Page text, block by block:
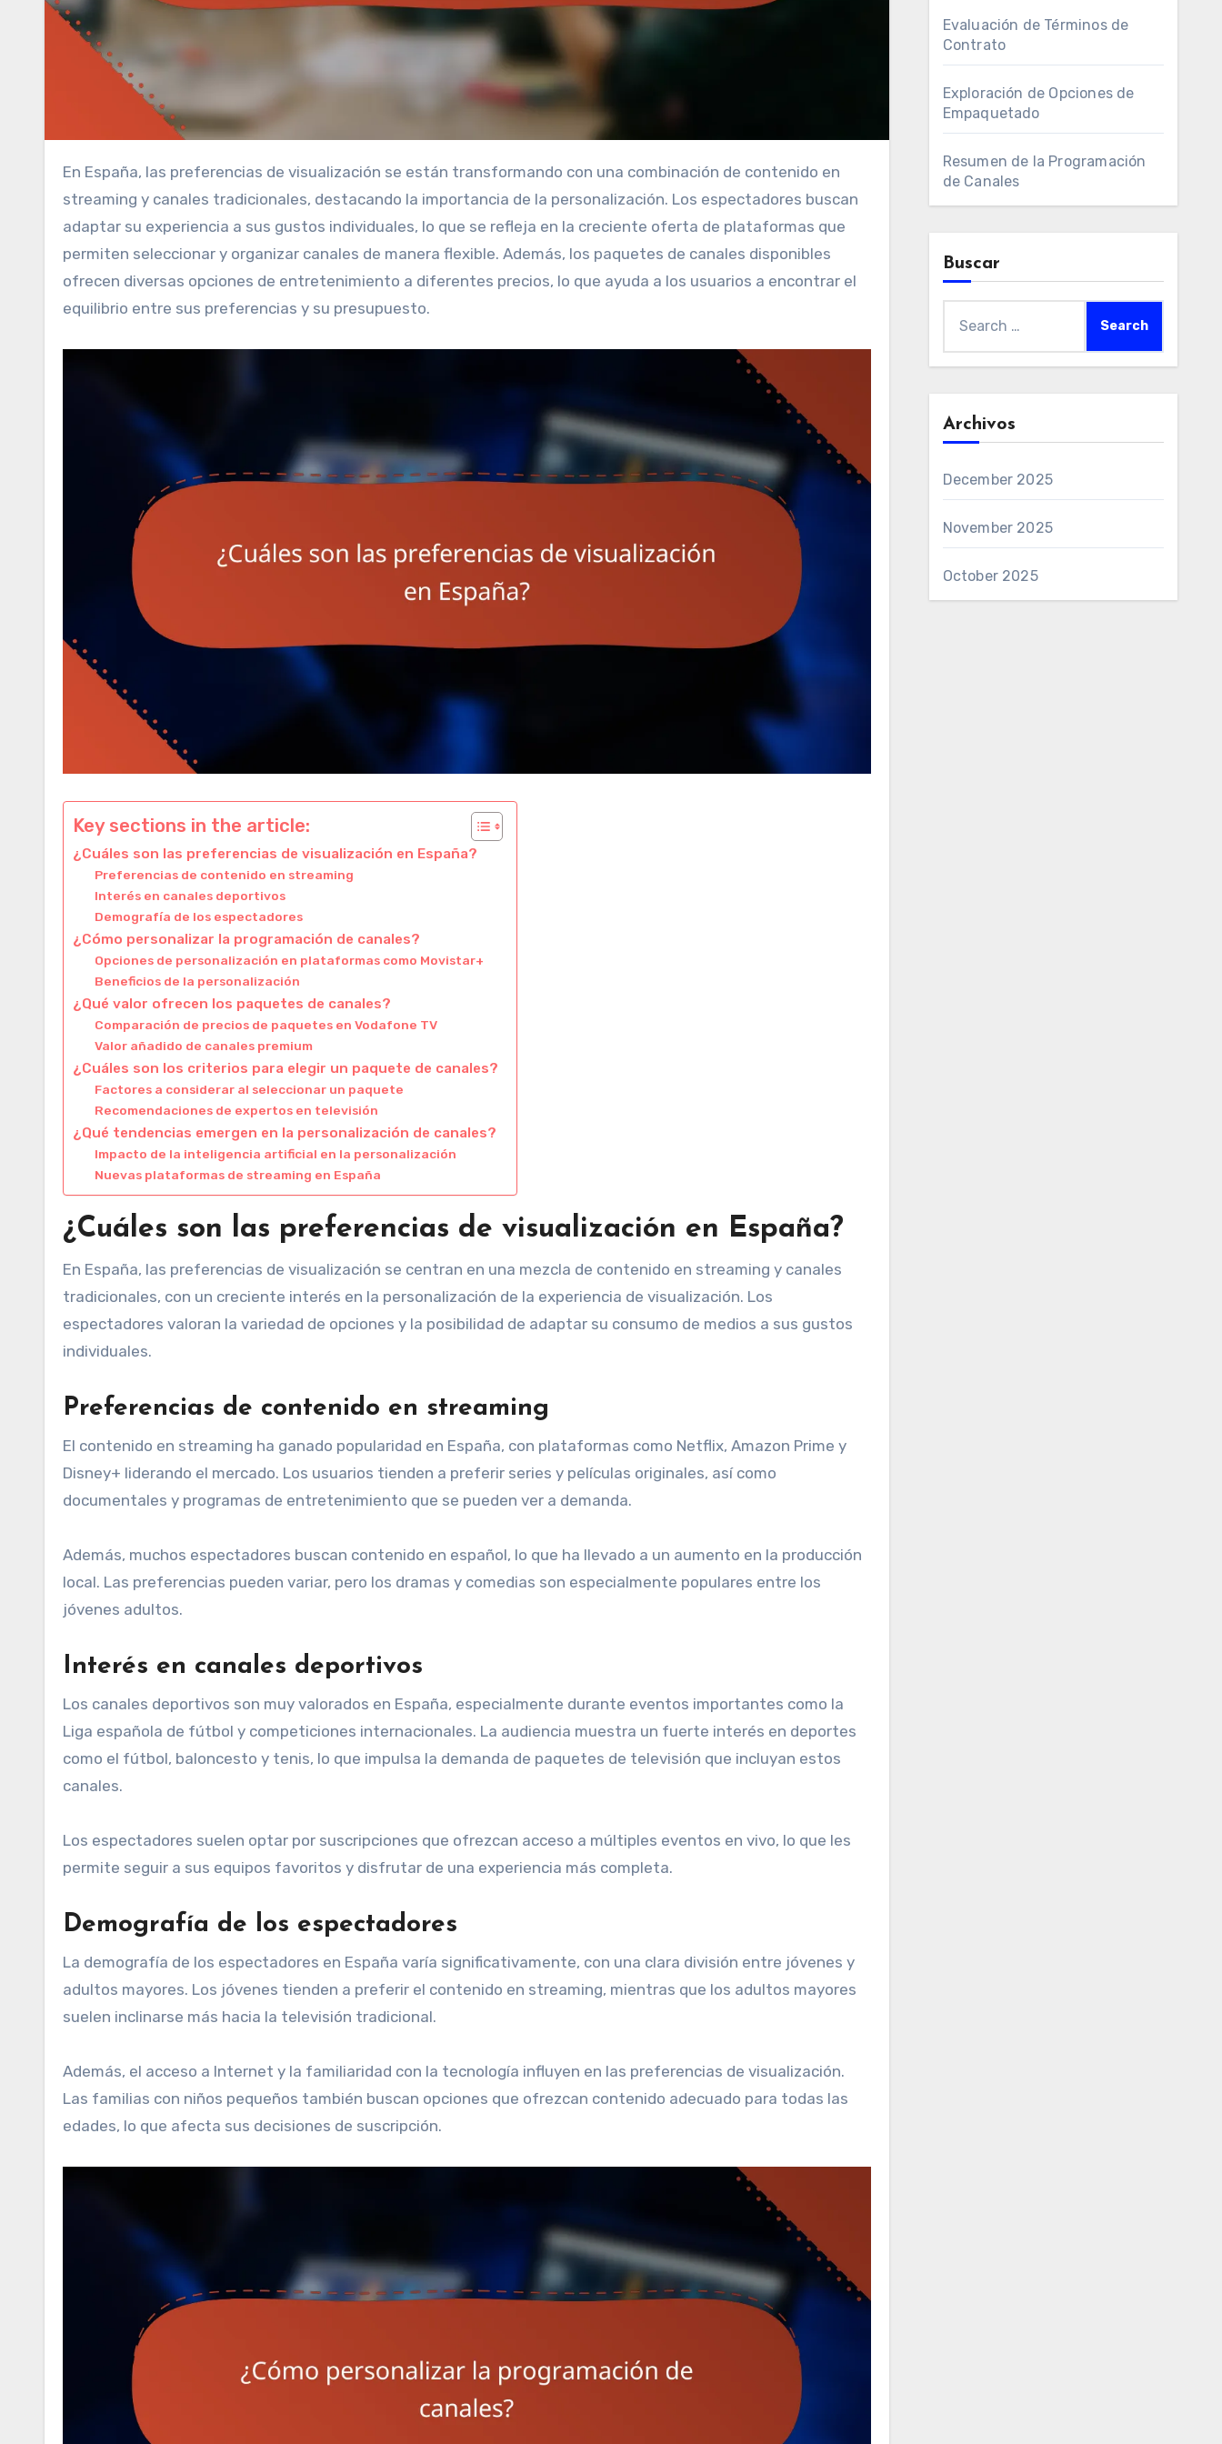
En España, las preferencias de visualización se están transformando con una combinación de contenido en
streaming y canales tradicionales, destacando la importancia de la personalización. Los espectadores buscan
adaptar su experiencia a sus gustos individuales, lo que se refleja en la creciente oferta de plataformas que
permiten seleccionar y organizar canales de manera flexible. Además, los paquetes de canales disponibles
ofrecen diversas opciones de entretenimiento a diferentes precios, lo que ayuda a los usuarios a encontrar el
equilibrio entre sus preferencias y su presupuesto.
Key sections in the article:
¿Cuáles son las preferencias de visualización en España?
Preferencias de contenido en streaming
Interés en canales deportivos
Demografía de los espectadores
¿Cómo personalizar la programación de canales?
Opciones de personalización en plataformas como Movistar+
Beneficios de la personalización
¿Qué valor ofrecen los paquetes de canales?
Comparación de precios de paquetes en Vodafone TV
Valor añadido de canales premium
¿Cuáles son los criterios para elegir un paquete de canales?
Factores a considerar al seleccionar un paquete
Recomendaciones de expertos en televisión
¿Qué tendencias emergen en la personalización de canales?
Impacto de la inteligencia artificial en la personalización
Nuevas plataformas de streaming en España
¿Cuáles son las preferencias de visualización en España?
En España, las preferencias de visualización se centran en una mezcla de contenido en streaming y canales
tradicionales, con un creciente interés en la personalización de la experiencia de visualización. Los
espectadores valoran la variedad de opciones y la posibilidad de adaptar su consumo de medios a sus gustos
individuales.
Preferencias de contenido en streaming
El contenido en streaming ha ganado popularidad en España, con plataformas como Netflix, Amazon Prime y
Disney+ liderando el mercado. Los usuarios tienden a preferir series y películas originales, así como
documentales y programas de entretenimiento que se pueden ver a demanda.
Además, muchos espectadores buscan contenido en español, lo que ha llevado a un aumento en la producción
local. Las preferencias pueden variar, pero los dramas y comedias son especialmente populares entre los
jóvenes adultos.
Interés en canales deportivos
Los canales deportivos son muy valorados en España, especialmente durante eventos importantes como la
Liga española de fútbol y competiciones internacionales. La audiencia muestra un fuerte interés en deportes
como el fútbol, baloncesto y tenis, lo que impulsa la demanda de paquetes de televisión que incluyan estos
canales.
Los espectadores suelen optar por suscripciones que ofrezcan acceso a múltiples eventos en vivo, lo que les
permite seguir a sus equipos favoritos y disfrutar de una experiencia más completa.
Demografía de los espectadores
La demografía de los espectadores en España varía significativamente, con una clara división entre jóvenes y
adultos mayores. Los jóvenes tienden a preferir el contenido en streaming, mientras que los adultos mayores
suelen inclinarse más hacia la televisión tradicional.
Además, el acceso a Internet y la familiaridad con la tecnología influyen en las preferencias de visualización.
Las familias con niños pequeños también buscan opciones que ofrezcan contenido adecuado para todas las
edades, lo que afecta sus decisiones de suscripción.
Evaluación de Términos de
Contrato
Exploración de Opciones de
Empaquetado
Resumen de la Programación
de Canales
Buscar
for:
Archivos
December 2025
November 2025
October 2025